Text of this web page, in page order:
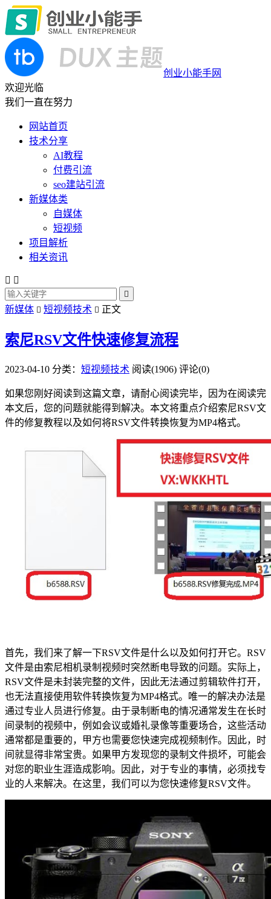
创业小能手网
欢迎光临
我们一直在努力
网站首页
技术分享
AI教程
付费引流
seo建站引流
新媒体类
自媒体
短视频
项目解析
相关资讯
 

新媒体  短视频技术  正文
索尼RSV文件快速修复流程
2023-04-10 分类： 短视频技术 阅读(1906) 评论(0)
如果您刚好阅读到这篇文章，请耐心阅读完毕，因为在阅读完
本文后，您的问题就能得到解决。本文将重点介绍索尼RSV文
件的修复教程以及如何将RSV文件转换恢复为MP4格式。
首先，我们来了解一下RSV文件是什么以及如何打开它。RSV
文件是由索尼相机录制视频时突然断电导致的问题。实际上，
RSV文件是未封装完整的文件，因此无法通过剪辑软件打开，
也无法直接使用软件转换恢复为MP4格式。唯一的解决办法是
通过专业人员进行修复。由于录制断电的情况通常发生在长时
间录制的视频中，例如会议或婚礼录像等重要场合，这些活动
通常都是重要的，甲方也需要您快速完成视频制作。因此，时
间就显得非常宝贵。如果甲方发现您的录制文件损坏，可能会
对您的职业生涯造成影响。因此，对于专业的事情，必须找专
业的人来解决。在这里，我们可以为您快速修复RSV文件。